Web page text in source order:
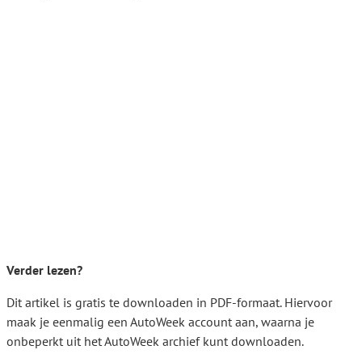
Verder lezen?
Dit artikel is gratis te downloaden in PDF-formaat. Hiervoor
maak je eenmalig een AutoWeek account aan, waarna je
onbeperkt uit het AutoWeek archief kunt downloaden.